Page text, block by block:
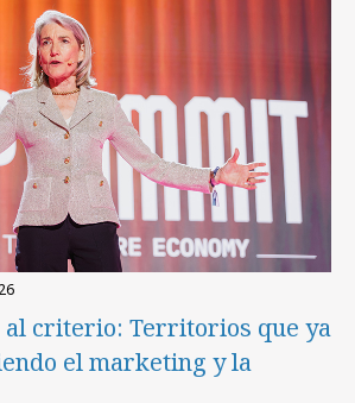
criterio: Territorios que ya
el marketing y la